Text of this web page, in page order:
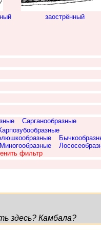
заострённый
Сарганообразные
Миногообразные
фильтр
здесь? Камбала?